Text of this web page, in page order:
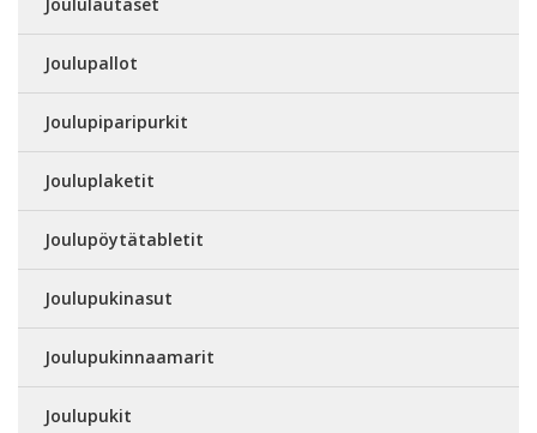
Joulupallot
Joulupiparipurkit
Jouluplaketit
Joulupöytätabletit
Joulupukinasut
Joulupukinnaamarit
Joulupukit